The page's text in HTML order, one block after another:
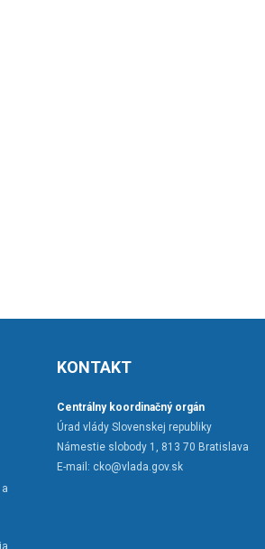
KONTAKT
Centrálny koordinačný orgán
Úrad vlády Slovenskej republiky
Námestie slobody 1, 813 70 Bratislava
E-mail: cko@vlada.gov.sk